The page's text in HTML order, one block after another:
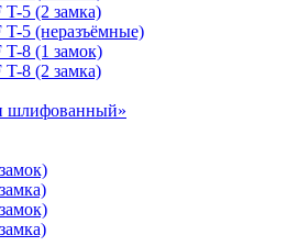
T-5 (2 замка)
T-5 (неразъёмные)
T-8 (1 замок)
T-8 (2 замка)
шлифованный»